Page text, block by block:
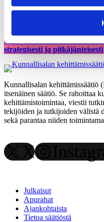
05.03.2026
Uusi julkaisu: Kuntien on
strategisesti ja pitkäjänteisesti
Kunnallisalan
itsenäinen säätiö. Se rahoittaa
kehittämistoimintaa, viestii
tekijöiden ja tutkijoiden välistä
sekä parantaa niiden
X
Julkaisut
Apurahat
Ajankohtaista
Tietoa säätiöstä